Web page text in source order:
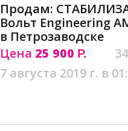
Продам:
Вольт Engineering
в Петрозаводске
Цена 25 900 Р.
7 августа 2019 г. в